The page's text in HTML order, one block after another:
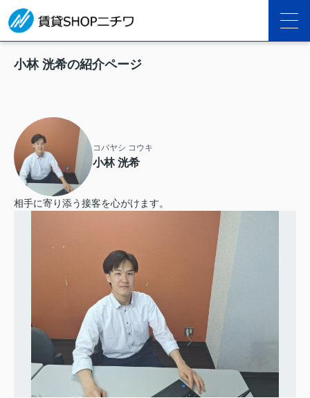
小林 洸希の紹介ページ
コバヤシ コウキ
小林 洸希
相手に寄り添う接客を心がけます。